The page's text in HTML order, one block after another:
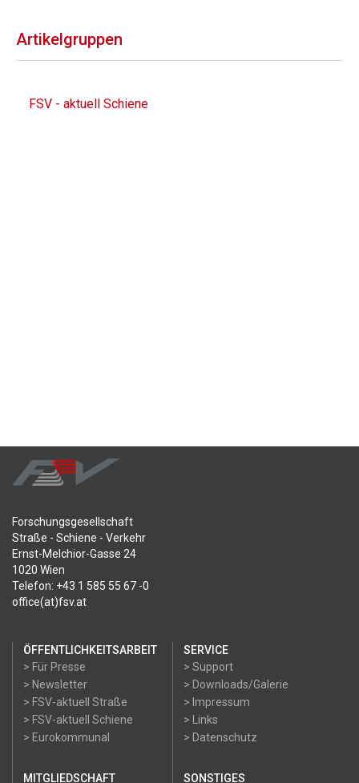
Artikelgruppen
FSV - aktuell Schiene
Forschungsgesellschaft
Straße - Schiene - Verkehr
Ernst-Melchior-Gasse 24
1020 Wien
Telefon: +43 1 585 55 67 -0
office(at)fsv.at
ÖFFENTLICHKEITSARBEIT
> Für Presse
> Newsletter
> FSV-aktuell Straße
> FSV-aktuell Schiene
> Eurokommunal
SERVICE
> Support
> Downloads/Galerie
> Impressum
> Links
> Datenschutz
MITGLIEDSCHAFT SONSTIGES